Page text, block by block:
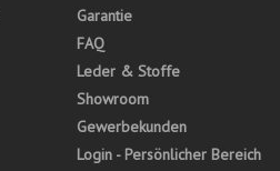
Garantie
FAQ
Leder & Stoffe
Showroom
Gewerbekunden
Login - Persönlicher Bereich